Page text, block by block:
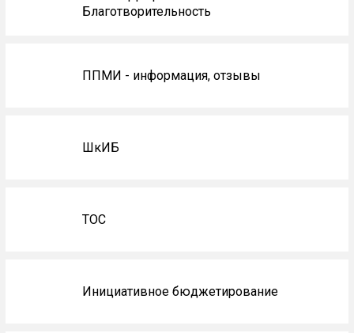
Благотворительность
ППМИ - информация, отзывы
ШкИБ
ТОС
Инициативное бюджетирование